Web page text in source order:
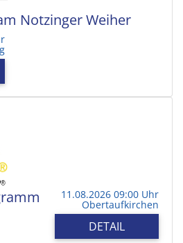
Notzinger Weiher
11.08.2026 09:00 Uhr
Obertaufkirchen
DETAIL